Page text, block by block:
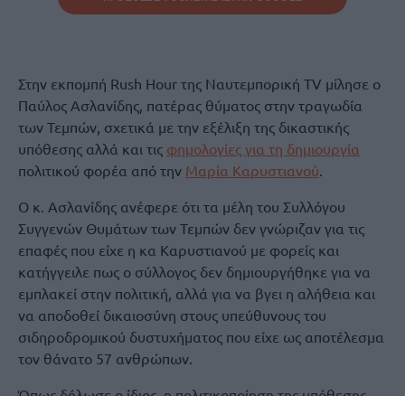
Στην εκπομπή Rush Hour της Ναυτεμπορική TV μίλησε ο
Παύλος Ασλανίδης, πατέρας θύματος στην τραγωδία
των Τεμπών, σχετικά με την εξέλιξη της δικαστικής
υπόθεσης αλλά και τις φημολογίες για τη δημιουργία
πολιτικού φορέα από την Μαρία Καρυστιανού.
Ο κ. Ασλανίδης ανέφερε ότι τα μέλη του Συλλόγου
Συγγενών Θυμάτων των Τεμπών δεν γνώριζαν για τις
επαφές που είχε η κα Καρυστιανού με φορείς και
κατήγγειλε πως ο σύλλογος δεν δημιουργήθηκε για να
εμπλακεί στην πολιτική, αλλά για να βγει η αλήθεια και
να αποδοθεί δικαιοσύνη στους υπεύθυνους του
σιδηροδρομικού δυστυχήματος που είχε ως αποτέλεσμα
τον θάνατο 57 ανθρώπων.